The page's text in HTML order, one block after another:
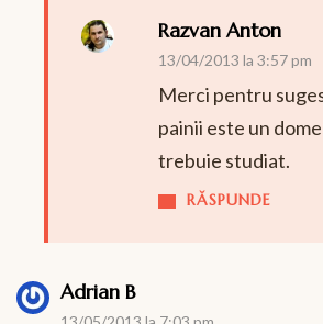
Razvan Anton
13/04/2013 la 3:57 pm
RĂSPUNDE
Merci pentru
painii este un
trebuie studiat.
Adrian B